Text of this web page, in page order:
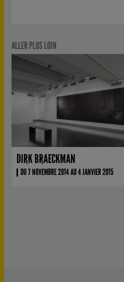
ALLER PLUS LOIN
DIRK BRAECKMAN
DU 7 NOVEMBRE 2014 AU 4 JANVIER 2015